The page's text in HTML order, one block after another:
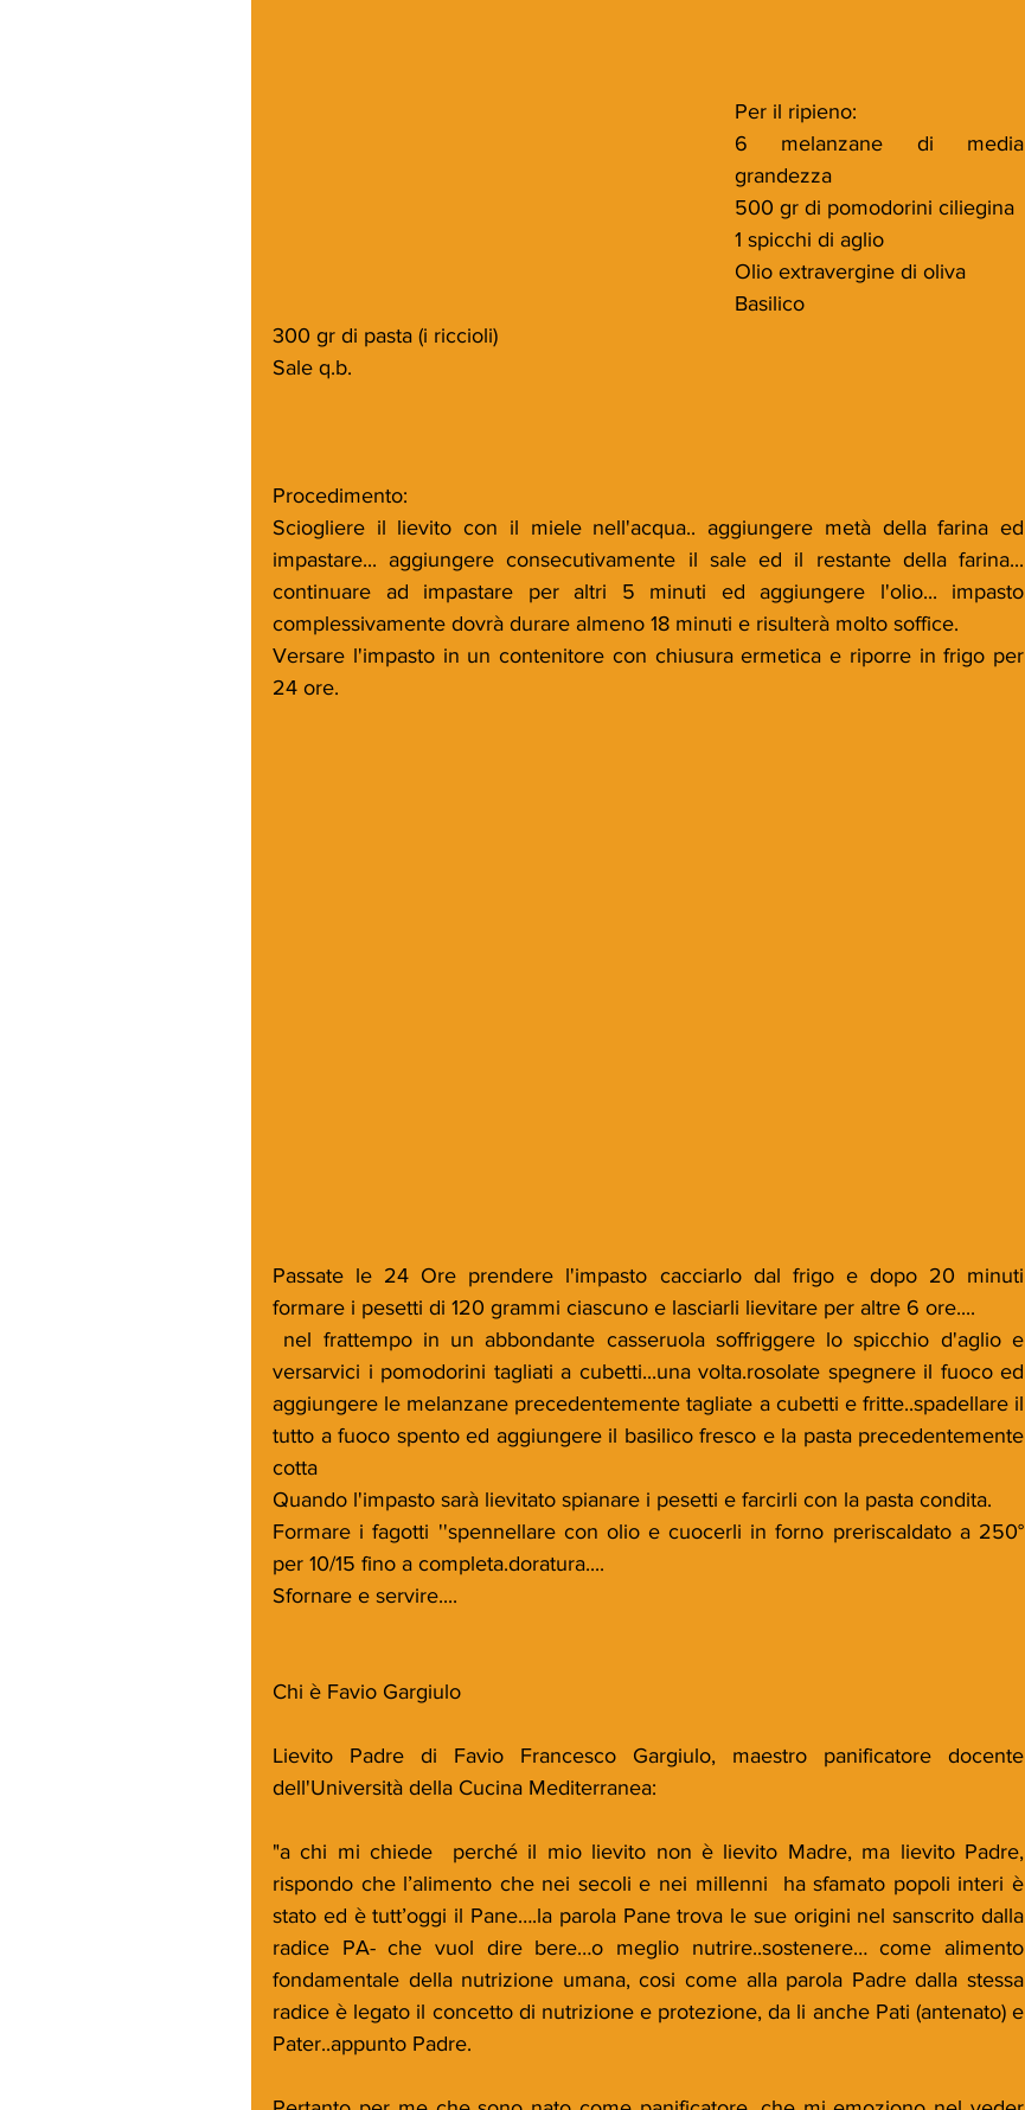
Per il ripieno:
6 melanzane di media
grandezza
500 gr di pomodorini ciliegina
1 spicchi di aglio
Olio extravergine di oliva
Basilico
300 gr di pasta (i riccioli)
Sale q.b.
Procedimento:
Sciogliere il lievito con il miele nell'acqua.. aggiungere metà della farina ed
impastare... aggiungere consecutivamente il sale ed il restante della farina...
continuare ad impastare per altri 5 minuti ed aggiungere l'olio... impasto
complessivamente dovrà durare almeno 18 minuti e risulterà molto soffice.
Versare l'impasto in un contenitore con chiusura ermetica e riporre in frigo per
24 ore.
Passate le 24 Ore prendere l'impasto cacciarlo dal frigo e dopo 20 minuti
formare i pesetti di 120 grammi ciascuno e lasciarli lievitare per altre 6 ore....
versarvici i pomodorini tagliati a cubetti...una volta.rosolate spegnere il fuoco ed
aggiungere le melanzane precedentemente tagliate a cubetti e fritte..spadellare il
tutto a fuoco spento ed aggiungere il basilico fresco e la pasta precedentemente
cotta
Quando l'impasto sarà lievitato spianare i pesetti e farcirli con la pasta condita.
Formare i fagotti ''spennellare con olio e cuocerli in forno preriscaldato a 250°
per 10/15 fino a completa.doratura....
Sfornare e servire....
Chi è Favio Gargiulo
Lievito Padre di Favio Francesco Gargiulo, maestro panificatore docente
dell'Università della Cucina Mediterranea:
"a chi mi chiede  perché il mio lievito non è lievito Madre, ma lievito Padre,
rispondo che l’alimento che nei secoli e nei millenni  ha sfamato popoli interi è
stato ed è tutt’oggi il Pane….la parola Pane trova le sue origini nel sanscrito dalla
radice PA- che vuol dire bere…o meglio nutrire..sostenere… come alimento
fondamentale della nutrizione umana, cosi come alla parola Padre dalla stessa
radice è legato il concetto di nutrizione e protezione, da li anche Pati (antenato) e
Pater..appunto Padre.